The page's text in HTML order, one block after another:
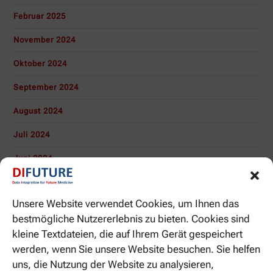
Unsere Website verwendet Cookies, um Ihnen das
bestmögliche Nutzererlebnis zu bieten. Cookies sind
kleine Textdateien, die auf Ihrem Gerät gespeichert
werden, wenn Sie unsere Website besuchen. Sie helfen
uns, die Nutzung der Website zu analysieren,
Februar 2025
November 2024
Oktober 2024
September 2024
August 2024
Juli 2024
Juni 2024
Mai 2024
April 2024
März 2024
November 2023